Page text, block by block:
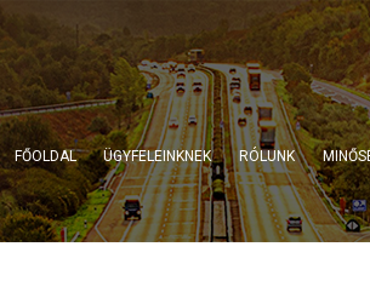
FŐOLDAL ÜGYFELEINKNEK RÓLUNK